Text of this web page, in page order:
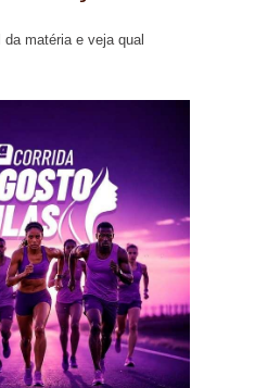
matéria e veja qual